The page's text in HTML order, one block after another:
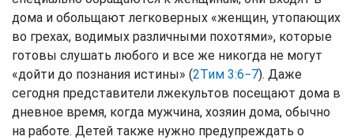
дома и обольщают легковерных «женщин, утопающих
во грехах, водимых различными похотями», которые
готовы слушать любого и все же никогда не могут
«дойти до познания истины» (2Тим 3:6−7). Даже
сегодня представители лжекультов посещают дома в
дневное время, когда мужчина, хозяин дома, обычно
на работе. Детей также нужно предупреждать о